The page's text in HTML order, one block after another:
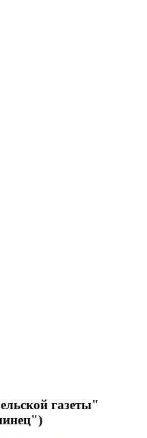
газеты"